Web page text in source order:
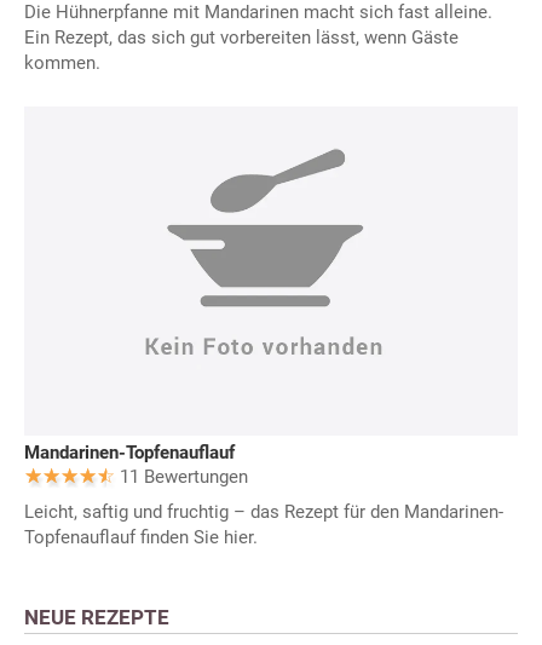
Die Hühnerpfanne mit Mandarinen macht sich fast alleine.
Ein Rezept, das sich gut vorbereiten lässt, wenn Gäste
kommen.
Mandarinen-Topfenauflauf
11 Bewertungen
Leicht, saftig und fruchtig – das Rezept für den Mandarinen-
Topfenauflauf finden Sie hier.
NEUE REZEPTE